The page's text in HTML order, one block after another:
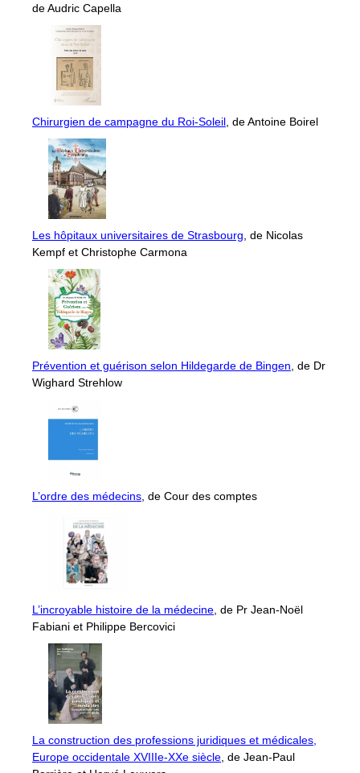
de Audric Capella
Chirurgien de campagne du Roi-Soleil, de Antoine Boirel
Les hôpitaux universitaires de Strasbourg, de Nicolas
Kempf et Christophe Carmona
Prévention et guérison selon Hildegarde de Bingen, de Dr
Wighard Strehlow
L’ordre des médecins, de Cour des comptes
L’incroyable histoire de la médecine, de Pr Jean-Noël
Fabiani et Philippe Bercovici
La construction des professions juridiques et médicales,
Europe occidentale XVIIIe-XXe siècle, de Jean-Paul